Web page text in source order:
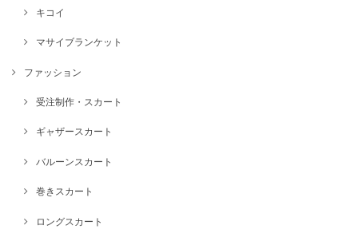
キコイ
マサイブランケット
ファッション
受注制作・スカート
ギャザースカート
バルーンスカート
巻きスカート
ロングスカート